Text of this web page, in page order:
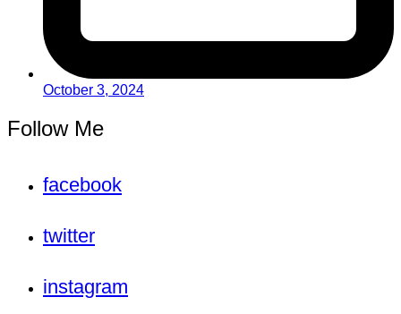
October 3, 2024
Follow Me
facebook
twitter
instagram